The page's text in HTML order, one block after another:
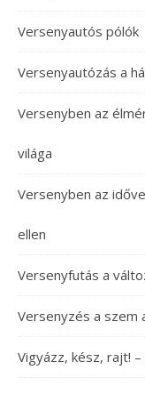
Versenyautós pólók
Versenyautózás a
Versenyben az
világa
Versenyben az
ellen
Versenyfutás a
Versenyzés a szem
Vigyázz, kész, rajt!